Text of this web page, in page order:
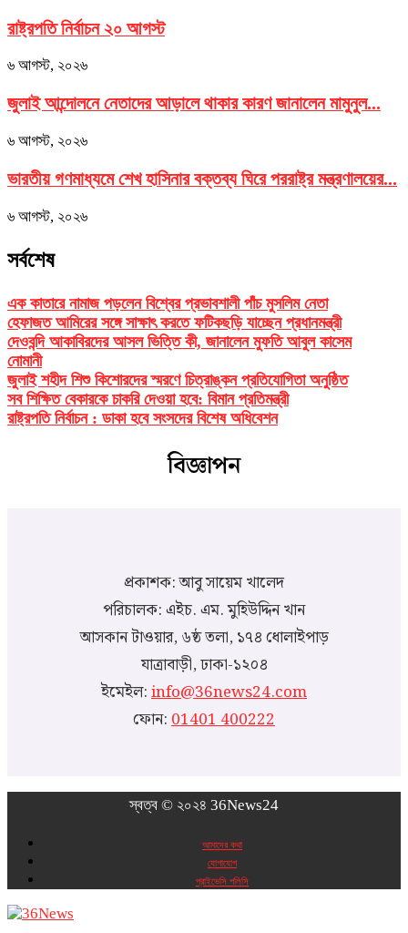
রাষ্ট্রপতি নির্বাচন ২০ আগস্ট
৬ আগস্ট, ২০২৬
জুলাই আন্দোলনে নেতাদের আড়ালে থাকার কারণ জানালেন মামুনুল...
৬ আগস্ট, ২০২৬
ভারতীয় গণমাধ্যমে শেখ হাসিনার বক্তব্য ঘিরে পররাষ্ট্র মন্ত্রণালয়ের...
৬ আগস্ট, ২০২৬
সর্বশেষ
এক কাতারে নামাজ পড়লেন বিশ্বের প্রভাবশালী পাঁচ মুসলিম নেতা
হেফাজত আমিরের সঙ্গে সাক্ষাৎ করতে ফটিকছড়ি যাচ্ছেন প্রধানমন্ত্রী
দেওবন্দি আকাবিরদের আসল ভিত্তি কী, জানালেন মুফতি আবুল কাসেম
নোমানী
জুলাই শহীদ শিশু কিশোরদের স্মরণে চিত্রাঙ্কন প্রতিযোগিতা অনুষ্ঠিত
সব শিক্ষিত বেকারকে চাকরি দেওয়া হবে: বিমান প্রতিমন্ত্রী
রাষ্ট্রপতি নির্বাচন : ডাকা হবে সংসদের বিশেষ অধিবেশন
বিজ্ঞাপন
প্রকাশক: আবু সায়েম খালেদ
পরিচালক: এইচ. এম. মুহিউদ্দিন খান
আসকান টাওয়ার, ৬ষ্ঠ তলা, ১৭৪ ধোলাইপাড়
যাত্রাবাড়ী, ঢাকা-১২০৪
ইমেইল:info@36news24.com
ফোন:01401 400222
স্বত্ব © ২০২৪ 36News24
আমাদের কথা
যোগাযোগ
প্রাইভেসি পলিসি